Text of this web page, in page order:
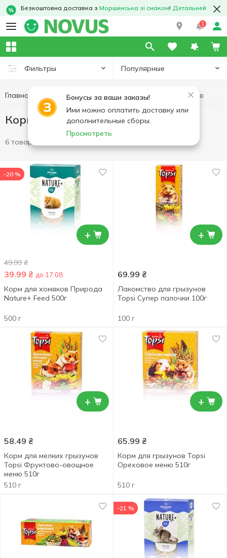
Безкоштовна доставка з Моршинська зі смаком! Детальней
1
Фильтры Популярные
Бонусы за ваши заказы!
Ими можно оплатить доставку или
дополнительные сборы.
Просмотреть
Главная Товары для животных Корм для грызунов
Корм для грызунов
6 товаров
+
-20 %
49.99 ₴
39.99 ₴ до 17.08
Корм для хомяков Природа
Nature+ Feed 500г
500 г
+
69.99 ₴
Лакомство для грызунов
Topsi Супер палочки 100г
100 г
+
58.49 ₴
Корм для мелких грызунов
Topsi Фруктово-овощное
меню 510г
510 г
+
65.99 ₴
Корм для грызунов Topsi
Ореховое меню 510г
510 г
-21 %